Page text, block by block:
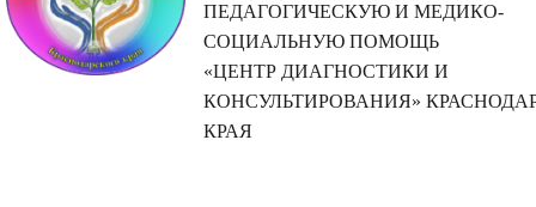
ПЕДАГОГИЧЕСКУЮ И МЕДИКО-
СОЦИАЛЬНУЮ ПОМОЩЬ
«ЦЕНТР ДИАГНОСТИКИ И
КОНСУЛЬТИРОВАНИЯ»
КРАЯ